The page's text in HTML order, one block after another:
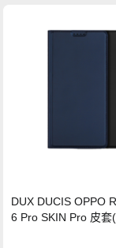
DUX DUCIS OPPO
6 Pro SKIN Pro 皮套